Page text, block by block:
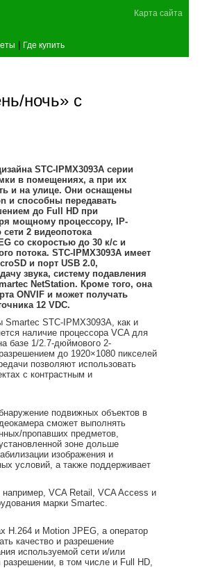
Smartec Карта сайта
Где купить
ночь» с
STC-IPMX3093A серии
в помещениях, а при их
и на улице. Они оснащены
и способны передавать
до Full HD при
мощному процессору, IP-
2 видеопотока
со скоростью до 30 к/с и
потока. STC-IPMX3093A имеет
и порт USB 2.0,
звука, систему подавления
NetStation. Кроме того, она
ONVIF и может получать
12 VDC.
STC-IPMX3093A, как и
наличие процессора VCA для
базе 1/2.7-дюймового 2-
до 1920×1080 пикселей
позволяют использовать
с контрастным и
подвижных объектов в
сможет выполнять
пропавших предметов,
зоне дольше
изображения и
условий, а также поддерживает
VCA Retail, VCA Access и
марки Smartec.
H.264 и Motion JPEG, а оператор
качество и разрешение
используемой сети и/или
разрешении, в том числе и Full HD,